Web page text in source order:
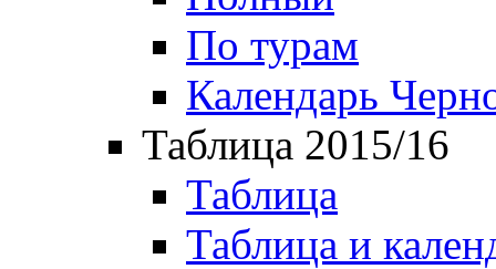
По турам
Календарь
Таблица 2015/16
Таблица
Таблица и